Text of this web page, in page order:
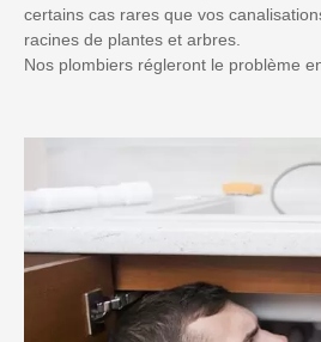
certains cas rares que vos
racines de plantes et arbres.
Nos plombiers régleront le problème